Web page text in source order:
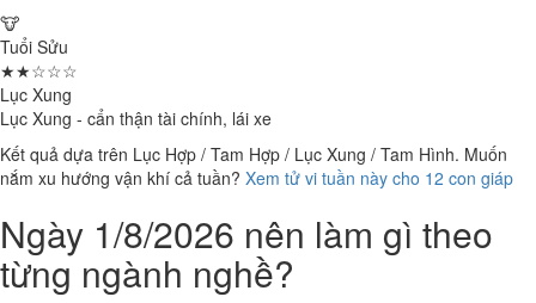
🐮
Tuổi Sửu
★★☆☆☆
Lục Xung
Lục Xung - cẩn thận tài chính, lái xe
Kết quả dựa trên Lục Hợp / Tam Hợp / Lục Xung / Tam Hình. Muốn
nắm xu hướng vận khí cả tuần? Xem tử vi tuần này cho 12 con giáp
Ngày 1/8/2026 nên làm gì theo
từng ngành nghề?